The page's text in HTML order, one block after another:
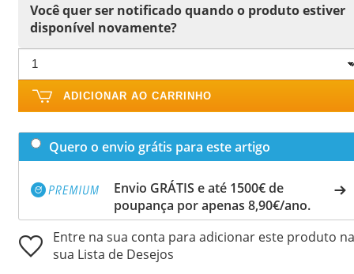
Você quer ser notificado quando o produto estiver
disponível novamente?
ADICIONAR AO CARRINHO
Quero o envio grátis para este artigo
Envio GRÁTIS e até 1500€ de
poupança por apenas 8,90€/ano.
Entre na sua conta para adicionar este produto na
sua Lista de Desejos